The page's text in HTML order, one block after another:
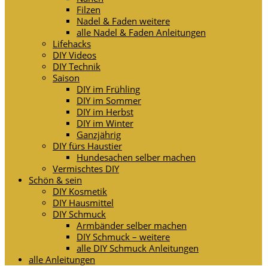
Filzen
Nadel & Faden weitere
alle Nadel & Faden Anleitungen
Lifehacks
DIY Videos
DIY Technik
Saison
DIY im Frühling
DIY im Sommer
DIY im Herbst
DIY im Winter
Ganzjährig
DIY fürs Haustier
Hundesachen selber machen
Vermischtes DIY
Schön & sein
DIY Kosmetik
DIY Hausmittel
DIY Schmuck
Armbänder selber machen
DIY Schmuck – weitere
alle DIY Schmuck Anleitungen
alle Anleitungen